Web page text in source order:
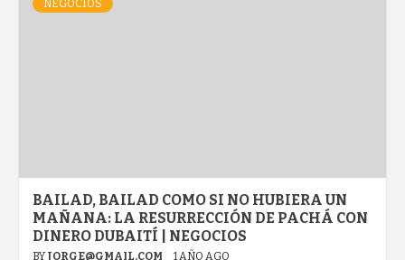
NEGOCIOS
BAILAD, BAILAD COMO SI NO HUBIERA UN
MAÑANA: LA RESURRECCIÓN DE PACHÁ CON
DINERO DUBAITÍ | NEGOCIOS
BY JORGE@GMAIL.COM 1 AÑO AGO